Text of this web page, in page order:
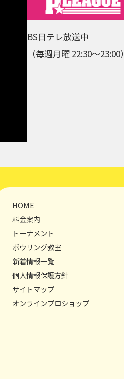
BS日テレ放送中
（毎週月曜 22:30～23:00）
HOME
料金案内
トーナメント
ボウリング教室
新着情報一覧
個人情報保護方針
サイトマップ
オンラインプロショップ